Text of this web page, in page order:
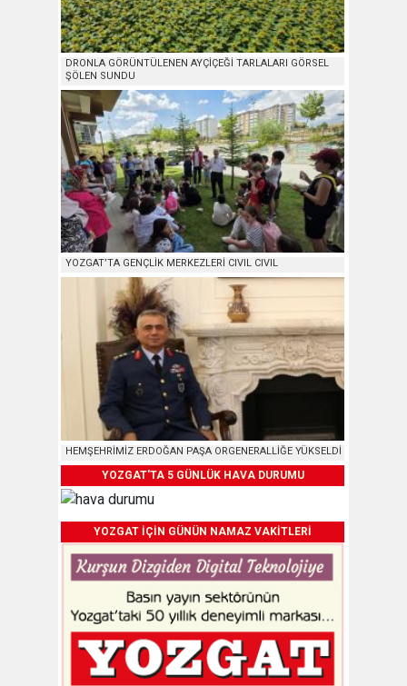
DRONLA GÖRÜNTÜLENEN AYÇİÇEĞİ TARLALARI GÖRSEL
ŞÖLEN SUNDU
YOZGAT’TA GENÇLİK MERKEZLERİ CIVIL CIVIL
HEMŞEHRİMİZ ERDOĞAN PAŞA ORGENERALLİĞE YÜKSELDİ
YOZGAT'TA 5 GÜNLÜK HAVA DURUMU
YOZGAT İÇİN GÜNÜN NAMAZ VAKİTLERİ